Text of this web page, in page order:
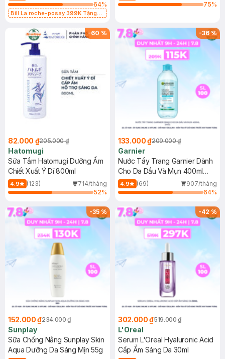
64%
Bill La roche-posay 399K Tặng
(SL có hạn)
75%
-60 %
82.000 ₫205.000 ₫
Hatomugi
Sữa Tắm Hatomugi Dưỡng Ẩm
Chiết Xuất Ý Dĩ 800ml
4.9 (123)
714/tháng
52%
-36%
133.000 ₫209.000 ₫
Garnier
Nước Tẩy Trang Garnier Dành
Cho Da Dầu Và Mụn 400ml
(Mới)
4.9 (69)
907/tháng
64%
-35%
152.000 ₫234.000 ₫
Sunplay
Sữa Chống Nắng Sunplay Skin
Aqua Dưỡng Da Sáng Mịn 55g
-42%
302.000 ₫519.000 ₫
L'Oreal
Serum L'Oreal Hyaluronic Acid
Cấp Ẩm Sáng Da 30ml